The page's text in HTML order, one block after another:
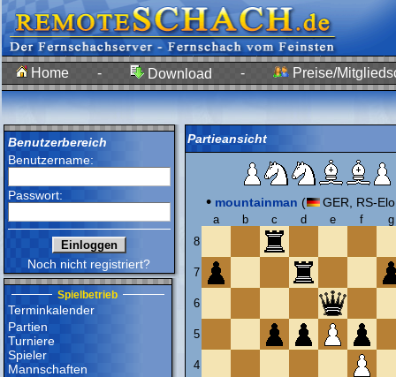
Home - Download - Preise/
Benutzerbereich
Benutzername:
Passwort:
Noch nicht registriert?
Spielbetrieb
Terminkalender
Partien
Turniere
Spieler
Mannschaften
Partieansicht
• mountainman ( GER, RS-
a b c d e f
g
8
7
6
5
4